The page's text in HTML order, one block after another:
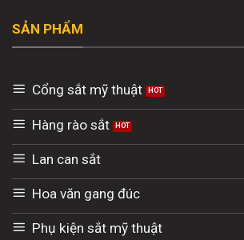
SẢN PHẨM
Cổng sắt mỹ thuật
Hàng rào sắt
Lan can sắt
Hoa văn gang đúc
Phụ kiện sắt mỹ thuật